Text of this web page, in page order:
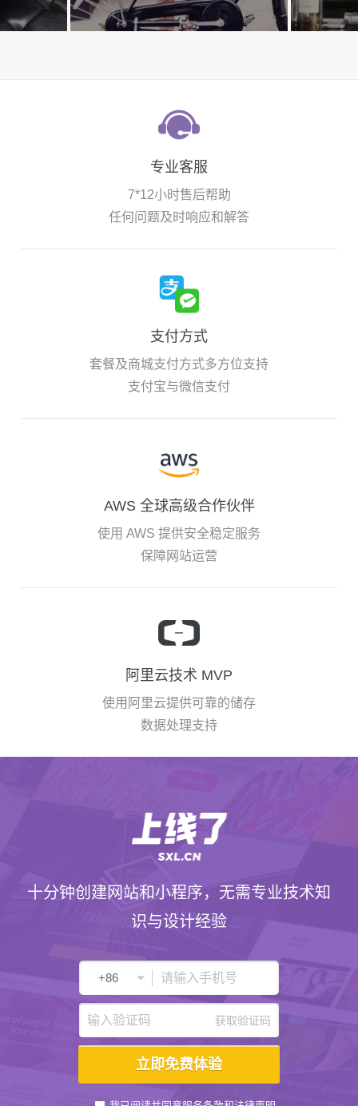
专业客服
7*12小时售后帮助
任何问题及时响应和解答
支付方式
套餐及商城支付方式多方位支持
支付宝与微信支付
AWS 全球高级合作伙伴
使用 AWS 提供安全稳定服务
保障网站运营
阿里云技术 MVP
使用阿里云提供可靠的储存
数据处理支持
十分钟创建网站和小程序，无需专业技术知
识与设计经验
获取验证码